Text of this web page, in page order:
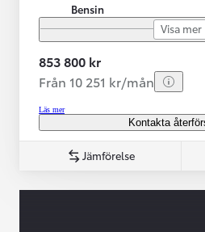
Bensin
Visa mer
853 800 kr
Från 10 251 kr/mån
Läs mer
Kontakta
Jämförelse